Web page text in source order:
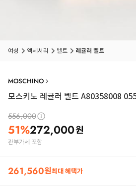
여성 액세서리 벨트 레귤러 벨트
MOSCHINO
모스키노 레귤러 벨트 A80358008
556,000
51%272,000원
관부가세 포함
261,560원최대 혜택가